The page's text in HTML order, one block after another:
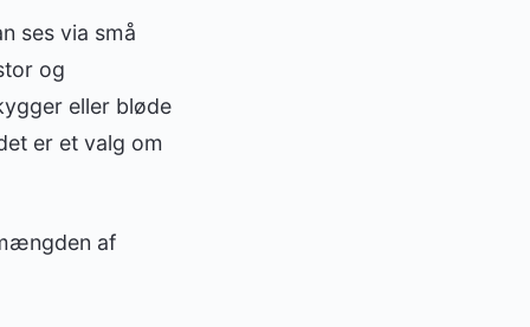
ses via små
og
eller bløde
er et valg om
af